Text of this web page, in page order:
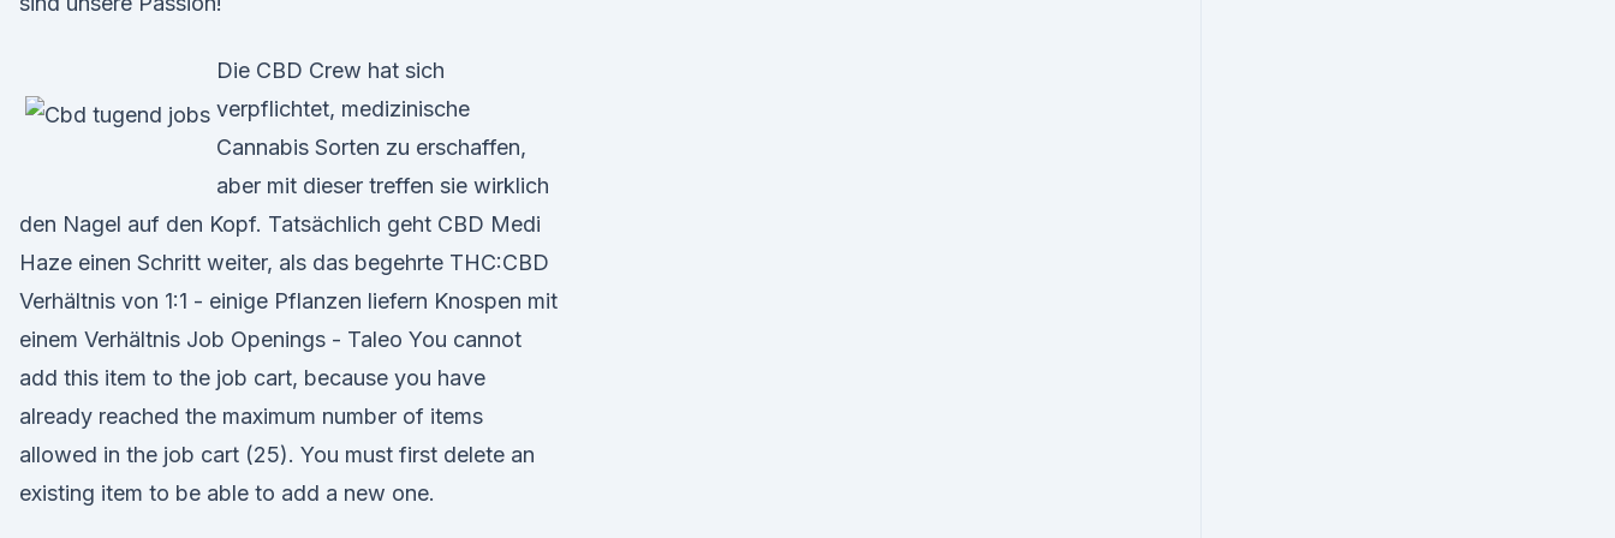
Die CBD Crew hat sich
verpflichtet, medizinische
Cannabis Sorten zu erschaffen,
aber mit dieser treffen sie wirklich
den Nagel auf den Kopf. Tatsächlich geht CBD Medi
Haze einen Schritt weiter, als das begehrte THC:CBD
Verhältnis von 1:1 - einige Pflanzen liefern Knospen mit
einem Verhältnis Job Openings - Taleo You cannot
add this item to the job cart, because you have
already reached the maximum number of items
allowed in the job cart (25). You must first delete an
existing item to be able to add a new one.